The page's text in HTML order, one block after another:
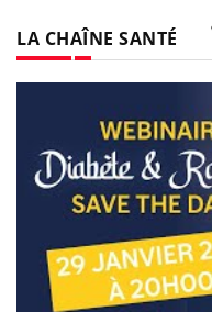
LA CHAÎNE SANTÉ